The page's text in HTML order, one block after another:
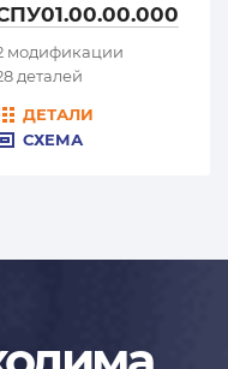
модификации
деталей
ДЕТАЛИ
СХЕМА